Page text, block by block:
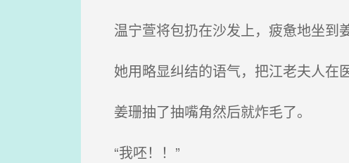
温宁萱将包扔在沙发上，疲惫地坐到
她用略显纠结的语气，把江老夫人在
姜珊抽了抽嘴角然后就炸毛了。
“我呸！！”